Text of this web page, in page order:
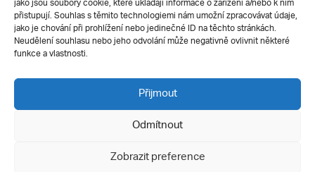
přistupují. Souhlas s těmito technologiemi nám umožní zpracovávat údaje,
jako je chování při prohlížení nebo jedinečné ID na těchto stránkách.
Neudělení souhlasu nebo jeho odvolání může negativně ovlivnit některé
funkce a vlastnosti.
Přijmout
Odmítnout
Zobrazit preference
Pro uchazeče
Přijímací řízení
E-prihlaska
Přípravné kurzy
Ochrana soukromí
Všechna práva vyhrazena